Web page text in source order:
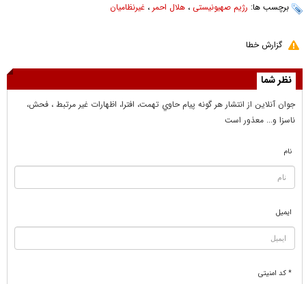
برچسب ها: رژیم صهیونیستی ، هلال احمر ، غیرنظامیان
گزارش خطا
نظر شما
جوان آنلاين از انتشار هر گونه پيام حاوي تهمت، افترا، اظهارات غير مرتبط ، فحش،
ناسزا و... معذور است
نام
ایمیل
* کد امنیتی